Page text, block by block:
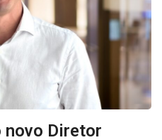
novo Diretor